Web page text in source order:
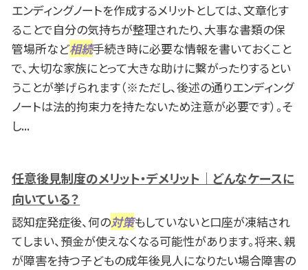
エンディングノートを作成するメリットとしては、文章化す
ることで自分の気持ちが整理されたり、大事な書類の保
管場所など相続手続き時に必要な情報を書いておくこと
で、大切な家族にとって大きな助けに繋がったりするとい
うことが挙げられます（※ただし、後述の通りエンディング
ノートは法的拘束力を持たないため注意が必要です）。そ
し...
任意後見制度のメリット・デメリット｜どんなケースに
向いている？
認知症発症後、何の対策もしていないと口座が凍結され
てしまい、預金が使えなくなる可能性があります。将来、親
が障害を持つ子どもの成年後見人になりたい場合障害の